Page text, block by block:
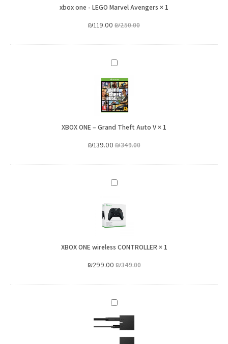
Avengers
1
×
xbox one - LEGO Marvel Avengers
₪250.00
₪119.00
XBOX
ONE
–
Grand
Theft
Auto
1
×
XBOX ONE – Grand Theft Auto V
₪349.00
₪139.00
XBOX
wireless
CONTROLLER
1
×
XBOX ONE wireless CONTROLLER
₪349.00
₪299.00
מתאם
קינקט
Kinect